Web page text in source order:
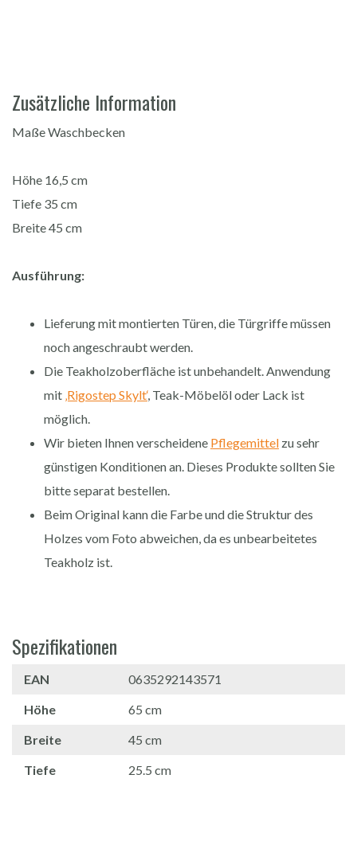
Zusätzliche Information
Maße Waschbecken
Höhe 16,5 cm
Tiefe 35 cm
Breite 45 cm
Ausführung:
Lieferung mit montierten Türen, die Türgriffe müssen
noch angeschraubt werden.
Die Teakholzoberfläche ist unbehandelt. Anwendung
mit ‚Rigostep Skylt‘, Teak-Möbelöl oder Lack ist
möglich.
Wir bieten Ihnen verscheidene Pflegemittel zu sehr
günstigen Konditionen an. Dieses Produkte sollten Sie
bitte separat bestellen.
Beim Original kann die Farbe und die Struktur des
Holzes vom Foto abweichen, da es unbearbeitetes
Teakholz ist.
Spezifikationen
EAN
0635292143571
Höhe
65 cm
Breite
45 cm
Tiefe
25.5 cm